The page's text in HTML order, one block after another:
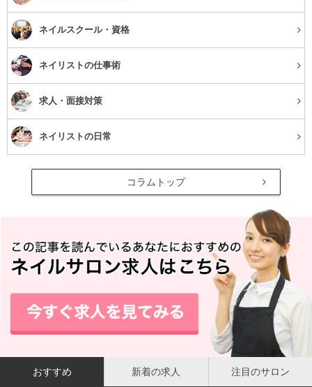
また、姿勢の悪さも実は二重顎やたるみにつながります。
首や肩は顔を支えている部分です。しかし、首や肩が凝る
と顔も動かしにくくなり、ゆがみが生じることもありま
す。
二重顎や顔のたるみは老けて見られる原因にな
る
ネイルスクール・資格
ネイリストの仕事術
求人・面接対策
ネイリストの日常
コラムトップ
おすすめ 新着の求人 注目のサロン